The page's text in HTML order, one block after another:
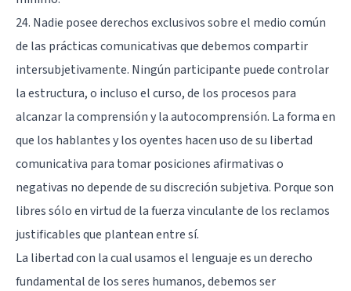
24. Nadie posee derechos exclusivos sobre el medio común
de las prácticas comunicativas que debemos compartir
intersubjetivamente. Ningún participante puede controlar
la estructura, o incluso el curso, de los procesos para
alcanzar la comprensión y la autocomprensión. La forma en
que los hablantes y los oyentes hacen uso de su libertad
comunicativa para tomar posiciones afirmativas o
negativas no depende de su discreción subjetiva. Porque son
libres sólo en virtud de la fuerza vinculante de los reclamos
justificables que plantean entre sí.
La libertad con la cual usamos el lenguaje es un derecho
fundamental de los seres humanos, debemos ser